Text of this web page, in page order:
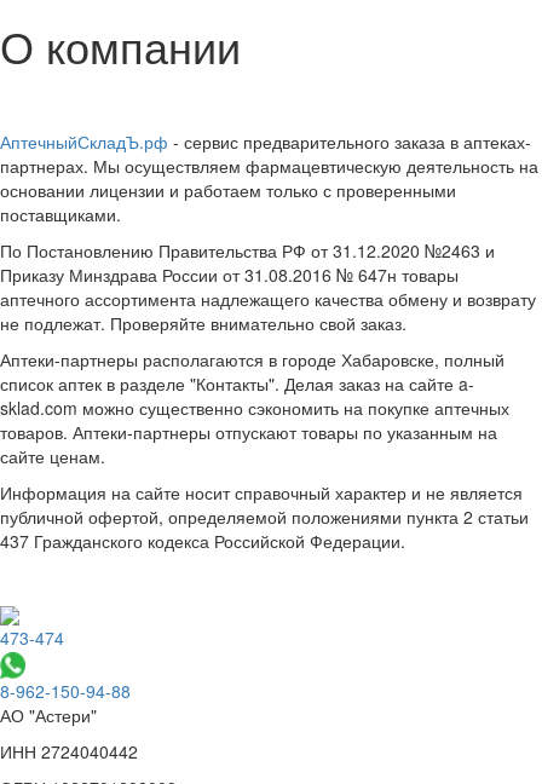
О компании
АптечныйСкладЪ.рф - сервис предварительного заказа в аптеках-
партнерах. Мы осуществляем фармацевтическую деятельность на
основании лицензии и работаем только с проверенными
поставщиками.
По Постановлению Правительства РФ от 31.12.2020 №2463 и
Приказу Минздрава России от 31.08.2016 № 647н товары
аптечного ассортимента надлежащего качества обмену и возврату
не подлежат. Проверяйте внимательно свой заказ.
Аптеки-партнеры располагаются в городе Хабаровске, полный
список аптек в разделе "Контакты". Делая заказ на сайте a-
sklad.com можно существенно сэкономить на покупке аптечных
товаров. Аптеки-партнеры отпускают товары по указанным на
сайте ценам.
Информация на сайте носит справочный характер и не является
публичной офертой, определяемой положениями пункта 2 статьи
437 Гражданского кодекса Российской Федерации.
473-474
8-962-150-94-88
АО "Астери"
ИНН 2724040442